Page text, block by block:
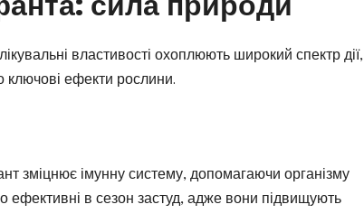
властивості охоплюють широкий спектр дії,
ключові ефекти рослини.
зміцнює імунну систему, допомагаючи організму
ефективні в сезон застуд, адже вони підвищують